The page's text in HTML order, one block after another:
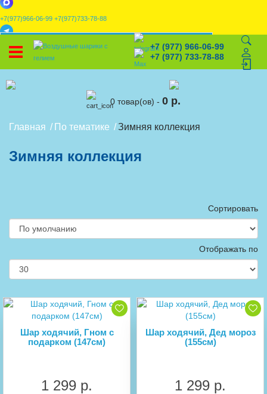
+7(977)966-06-99 +7(977)733-78-88
🎈 Конструктор
x УСТАНОВИТЕ НАШЕ ПРИЛОЖЕНИЕ!+7 (977) 966-06-99
+7 (977) 733-78-88
0 товар(ов) - 0 р.
Главная По тематике Зимняя коллекция
Зимняя коллекция
Сортировать
Отображать по
Шар ходячий, Гном с
подарком (147см)
1 299 р.
Шар ходячий, Дед мороз
(155см)
1 299 р.